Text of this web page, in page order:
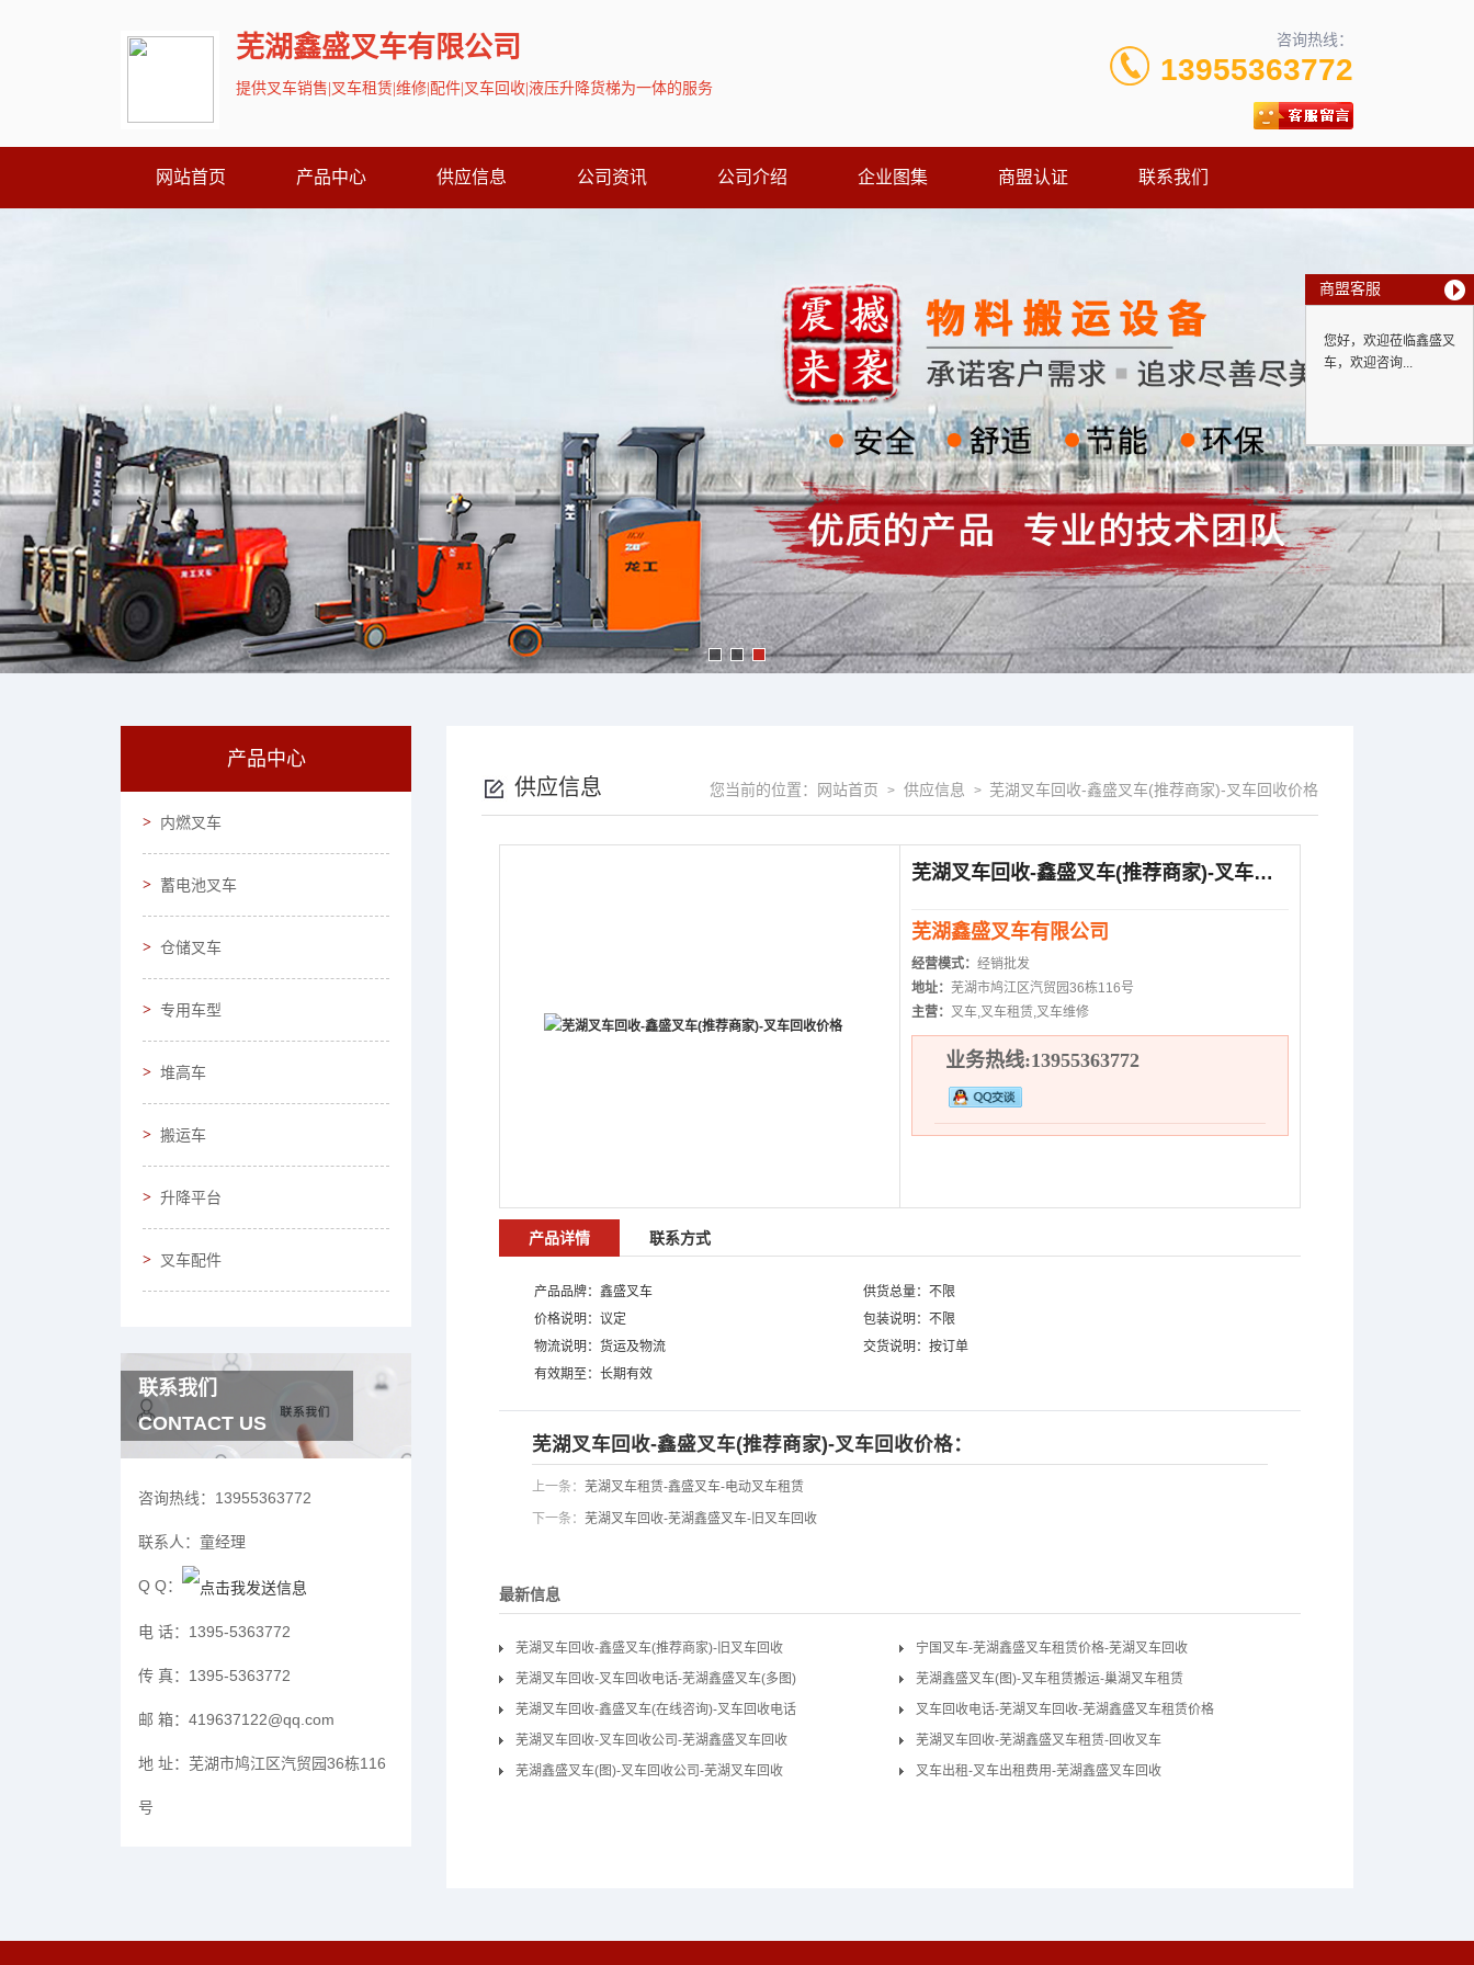
芜湖鑫盛叉车有限公司
提供叉车销售|叉车租赁|维修|配件|叉车回收|液压升降货梯为一体的服务
咨询热线：
13955363772
网站首页 产品中心 供应信息 公司资讯 公司介绍 企业图集 商盟认证 联系我们
产品中心
内燃叉车
蓄电池叉车
仓储叉车
专用车型
堆高车
搬运车
升降平台
叉车配件
联系我们
CONTACT US
咨询热线： 13955363772
联系人： 童经理
Q Q：
电 话： 1395-5363772
传 真： 1395-5363772
邮 箱： 419637122@qq.com
地 址： 芜湖市鸠江区汽贸园36栋116
号
供应信息 您当前的位置： 网站首页 > 供应信息 > 芜湖叉车回收-鑫盛叉车(推荐商家)-叉车回收价格
芜湖叉车回收-鑫盛叉车(推荐商家)-叉车回收价格
芜湖鑫盛叉车有限公司
经营模式： 经销批发
地址： 芜湖市鸠江区汽贸园36栋116号
主营： 叉车,叉车租赁,叉车维修
业务热线:13955363772
产品详情 联系方式
产品品牌：鑫盛叉车
供货总量：不限
价格说明：议定
包装说明：不限
物流说明：货运及物流
交货说明：按订单
有效期至：长期有效
芜湖叉车回收-鑫盛叉车(推荐商家)-叉车回收价格：
上一条： 芜湖叉车租赁-鑫盛叉车-电动叉车租赁
下一条： 芜湖叉车回收-芜湖鑫盛叉车-旧叉车回收
最新信息
芜湖叉车回收-鑫盛叉车(推荐商家)-旧叉车回收
宁国叉车-芜湖鑫盛叉车租赁价格-芜湖叉车回收
芜湖叉车回收-叉车回收电话-芜湖鑫盛叉车(多图)
芜湖鑫盛叉车(图)-叉车租赁搬运-巢湖叉车租赁
芜湖叉车回收-鑫盛叉车(在线咨询)-叉车回收电话
叉车回收电话-芜湖叉车回收-芜湖鑫盛叉车租赁价格
芜湖叉车回收-叉车回收公司-芜湖鑫盛叉车回收
芜湖叉车回收-芜湖鑫盛叉车租赁-回收叉车
芜湖鑫盛叉车(图)-叉车回收公司-芜湖叉车回收
叉车出租-叉车出租费用-芜湖鑫盛叉车回收
商盟客服
您好，欢迎莅临鑫盛叉
车，欢迎咨询...